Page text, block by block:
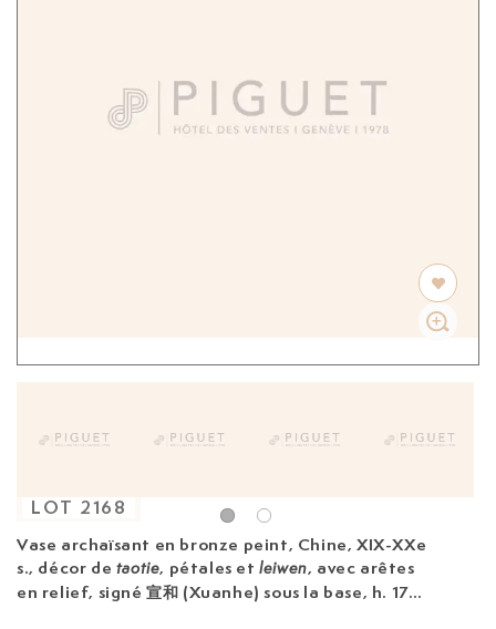
Vase archaïsant en bronze peint, Chine, XIX-XXe
s., décor de taotie, pétales etleiwen, avec arêtes
en relief, signé 宣和 (Xuanhe) sous la base, h. 17
LOT 2168